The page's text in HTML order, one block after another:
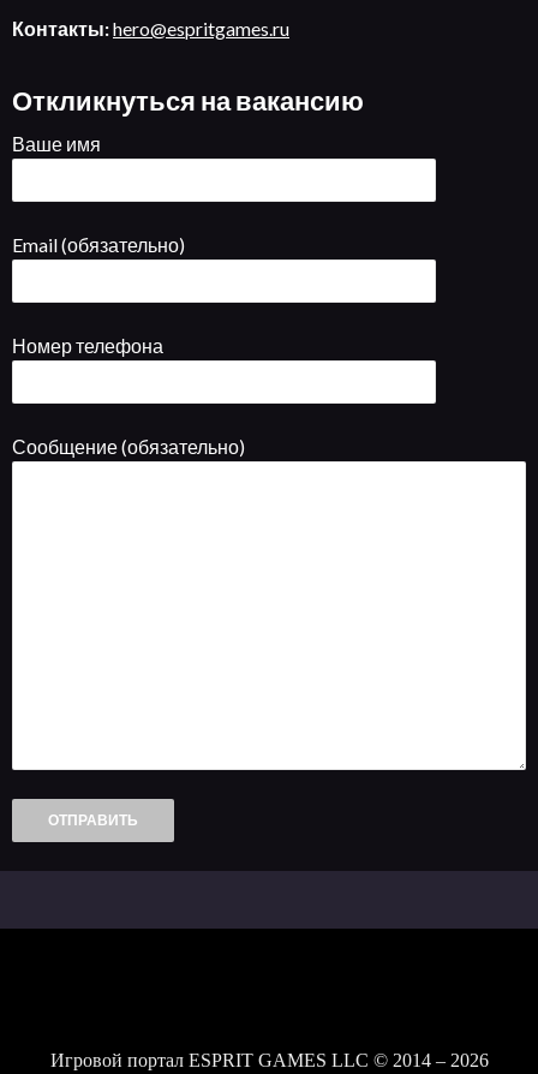
Контакты:hero@espritgames.ru
Откликнуться на вакансию
Ваше имя
Email (обязательно)
Номер телефона
Сообщение (обязательно)
Игровой портал ESPRIT GAMES LLC © 2014 – 2026